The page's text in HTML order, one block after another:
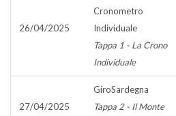
26/04/2025
Cronometro
Individuale
Tappa 1 - La Crono
Individuale
27/04/2025
GiroSardegna
Tappa 2 - Il Monte